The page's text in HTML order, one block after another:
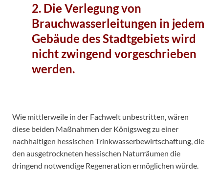
2. Die Verlegung von
Brauchwasserleitungen in jedem
Gebäude des Stadtgebiets wird
nicht zwingend vorgeschrieben
werden.
Wie mittlerweile in der Fachwelt unbestritten, wären
diese beiden Maßnahmen der Königsweg zu einer
nachhaltigen hessischen Trinkwasserbewirtschaftung, die
den ausgetrockneten hessischen Naturräumen die
dringend notwendige Regeneration ermöglichen würde.